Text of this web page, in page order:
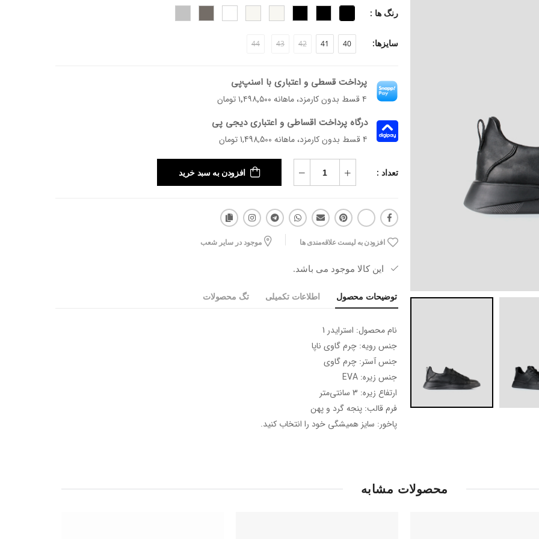
پاخور: سایز همیشگی خود را انتخاب کنید.
رنگ ها :
سایزها: 40
41
42
43
44
پرداخت قسطی و اعتباری با اسنپ‌پی
۴ قسط بدون کارمزد، ماهانه ۱٬۴۹۸٬۵۰۰ تومان
درگاه پرداخت اقساطی و اعتباری دیجی پی
۴ قسط بدون کارمزد، ماهانه 1,498,500 تومان
تعداد : افزودن به سبد خرید
افزودن به لیست علاقه‌مندی ها موجود در سایر شعب
این کالا موجود می باشد.
توضیحات محصول اطلاعات تکمیلی تگ محصولات
نام محصول: استرایدر 1
جنس رویه: چرم گاوی ناپا
جنس آستر: چرم گاوی
جنس زیره: EVA
ارتفاع زیره: 3 سانتی‌متر
فرم قالب: پنجه گرد و پهن
پاخور: سایز همیشگی خود را انتخاب کنید.
محصولات مشابه